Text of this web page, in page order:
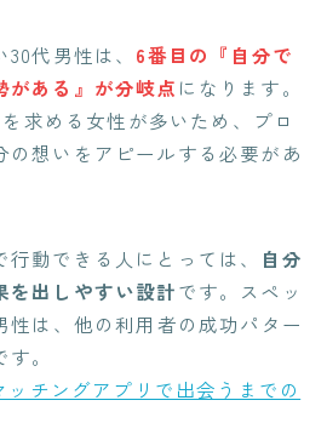
代男性は、 6番目の『自分で
がある』が分岐点 になります。
求める女性が多いため、プロ
の想いをアピールする必要があ
動できる人にとっては、
自分
を出しやすい設計です。スペッ
性は、他の利用者の成功パター
。
チングアプリで出会うまでの